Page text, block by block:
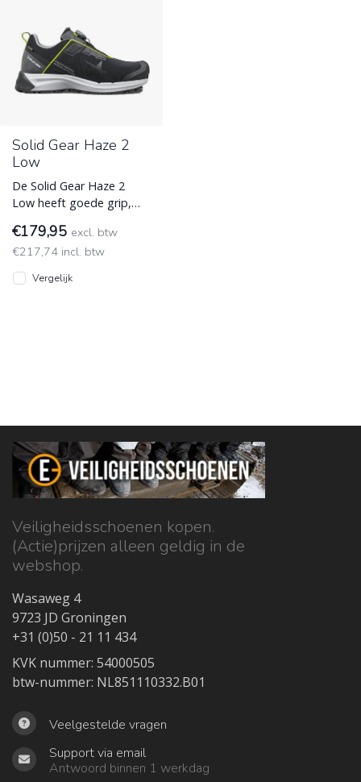
Solid Gear Haze 2
Low
De Solid Gear Haze 2
Low heeft goede grip,
bescherming in één
schoen.
M
€179,95 excl. btw
€217,74 incl. btw
Vergelijk
Veiligheidsschoenen kopen.
(Actie)prijzen alleen geldig in de
webshop.
Wasaweg 4
9723 JD Groningen
+31 (0)50 - 21 11 434
KVK nummer: 54000505
btw-nummer: NL851110332.B01
Veelgestelde vragen
Support via email
Antwoord binnen 1 werkdag